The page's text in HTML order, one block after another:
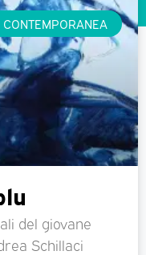
CONTEMPORANEA
del giovane
Schillaci